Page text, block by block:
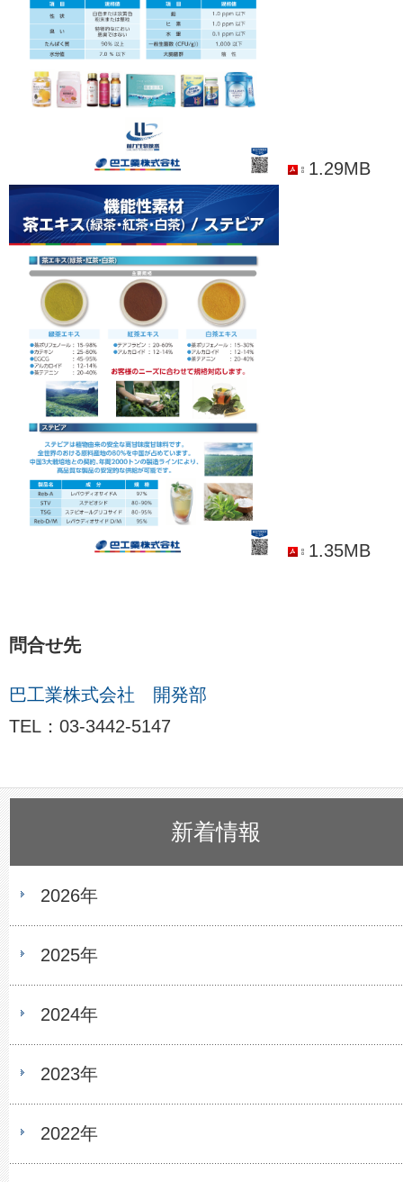
1.29MB
1.35MB
問合せ先
巴工業株式会社 開発部
TEL：03-3442-5147
新着情報
2026年
2025年
2024年
2023年
2022年